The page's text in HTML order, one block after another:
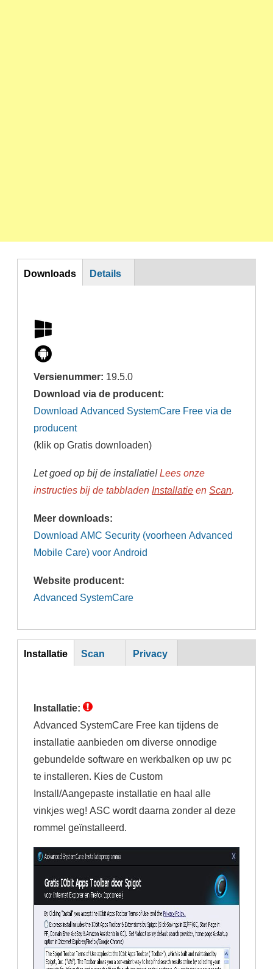
DL
Downloads Details
Versienummer: 19.5.0
Download via de producent:
Download Advanced SystemCare Free via de
producent
(klik op Gratis downloaden)
Let goed op bij de installatie! Lees onze
instructies bij de tabbladen Installatie enScan
Meer downloads:
Download AMC Security (voorheen Advanced
Mobile Care) voor Android
Website producent:
Advanced SystemCare
Inst
Installatie
Scan Privacy
Installatie:
Advanced SystemCare Free kan tijdens de
installatie aanbieden om diverse onnodige
gebundelde software en werkbalken op uw pc
te installeren. Kies de Custom
Install/Aangepaste installatie en haal alle
vinkjes weg! ASC wordt daarna zonder al deze
rommel geïnstalleerd.